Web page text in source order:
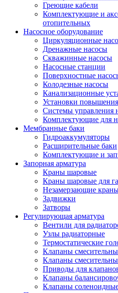
Греющие кабели
Комплектующие и
отопительных
Насосное оборудование
Циркуляционные
Дренажные насосы
Скважинные насосы
Насосные станции
Поверхностные
Колодезные насосы
Канализационные
Установки
Системы управления
Комплектующие для
Мембранные баки
Гидроаккумуляторы
Расширительные баки
Комплектующие и
Запорная арматура
Краны шаровые
Краны шаровые для
Незамерзающие
Задвижки
Затворы
Регулирующая арматура
Вентили для
Узлы радиаторные
Термостатические
Клапаны
Клапаны
Приводы для
Клапаны
Клапаны